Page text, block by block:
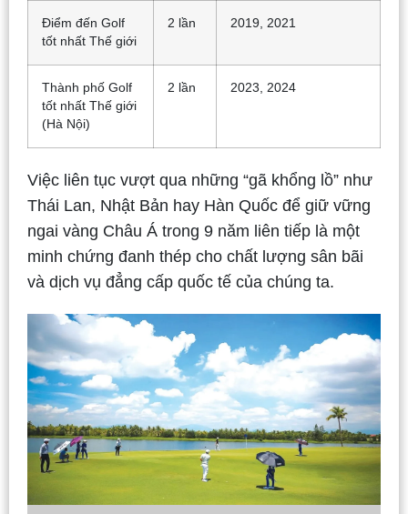
Điểm đến Golf
tốt nhất Thế giới
2 lần 2019, 2021
Thành phố Golf
tốt nhất Thế giới
(Hà Nội)
2 lần 2023, 2024
Việc liên tục vượt qua những “gã khổng lồ” như
Thái Lan, Nhật Bản hay Hàn Quốc để giữ vững
ngai vàng Châu Á trong 9 năm liên tiếp là một
minh chứng đanh thép cho chất lượng sân bãi
và dịch vụ đẳng cấp quốc tế của chúng ta.